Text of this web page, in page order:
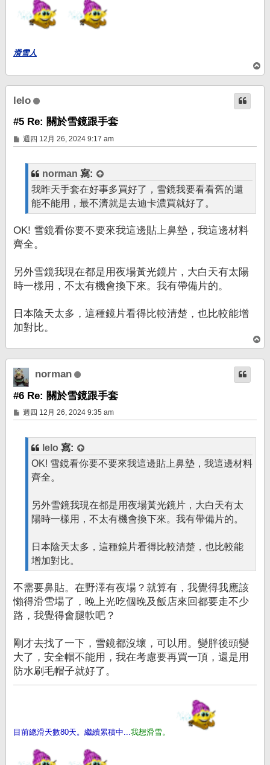
滑雪人
頂
端
lelo
#5 Re: 關於雪鏡跟手套
文
章
週四 12月 26, 2024 9:17 am
norman 寫:
我昨天手套在好事多買好了，雪鏡我要看看舊的還
能不能用，最不濟就是去迪卡濃買就好了。
OK! 雪鏡看你要不要來我這邊貼上鼻墊，我這邊材料
齊全。
另外雪鏡我現在都是用夜場黃光鏡片，大白天有太陽
時一樣用，不太有機會換下來。我有帶備片的。
日本陰天太多，這種鏡片看得比較清楚，也比較能增
加對比。
頂
端
norman
#6 Re: 關於雪鏡跟手套
文
章
週四 12月 26, 2024 9:35 am
lelo 寫:
OK! 雪鏡看你要不要來我這邊貼上鼻墊，我這邊材料
齊全。
另外雪鏡我現在都是用夜場黃光鏡片，大白天有太
陽時一樣用，不太有機會換下來。我有帶備片的。
日本陰天太多，這種鏡片看得比較清楚，也比較能
增加對比。
不需要鼻貼。在野澤有夜場？就算有，我覺得我應該
懶得滑雪場了，晚上光吃個晚及飯店來回都要走不少
路，我覺得會腿軟吧？
剛才去找了一下，雪鏡都沒壞，可以用。變胖後頭變
大了，安全帽不能用，我在考慮要再買一頂，還是用
防水刷毛帽子就好了。
目前總滑天數80天。繼續累積中... 我想滑雪。